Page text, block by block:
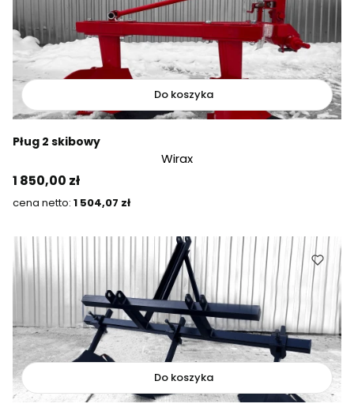
Do koszyka
Pług 2 skibowy
Wirax
Cena
1 850,00 zł
Cena
1 504,07 zł
Do koszyka